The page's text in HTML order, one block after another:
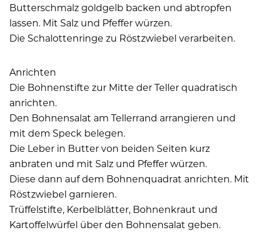
Butterschmalz goldgelb backen und abtropfen
lassen. Mit Salz und Pfeffer würzen.
Die Schalottenringe zu Röstzwiebel verarbeiten.
Anrichten
Die Bohnenstifte zur Mitte der Teller quadratisch
anrichten.
Den Bohnensalat am Tellerrand arrangieren und
mit dem Speck belegen.
Die Leber in Butter von beiden Seiten kurz
anbraten und mit Salz und Pfeffer würzen.
Diese dann auf dem Bohnenquadrat anrichten. Mit
Röstzwiebel garnieren.
Trüffelstifte, Kerbelblätter, Bohnenkraut und
Kartoffelwürfel über den Bohnensalat geben.